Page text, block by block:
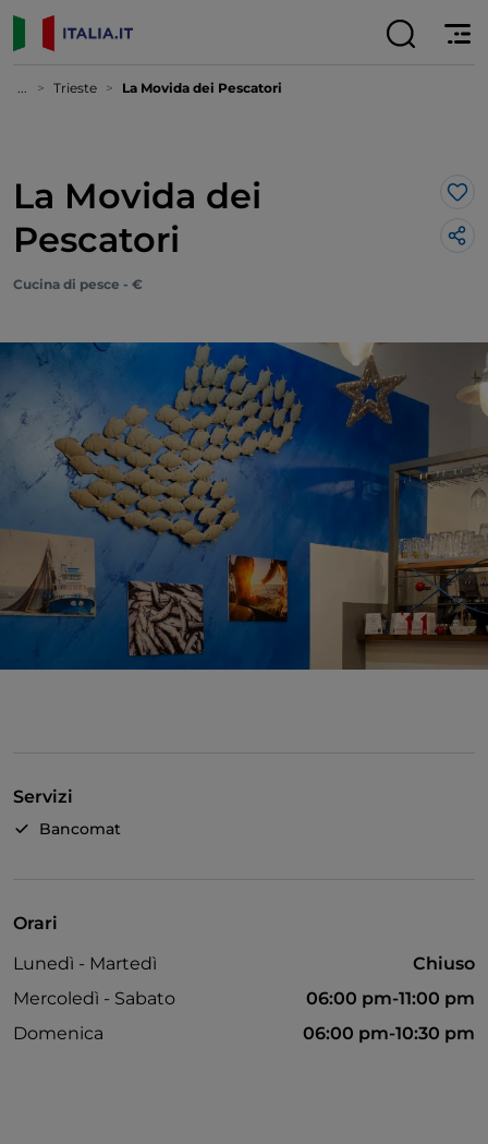
... Trieste La Movida dei Pescatori
La Movida dei
Pescatori
Cucina di pesce - €
Servizi
Bancomat
Orari
Lunedì - Martedì
Chiuso
Mercoledì - Sabato
06:00 pm-11:00 pm
Domenica
06:00 pm-10:30 pm